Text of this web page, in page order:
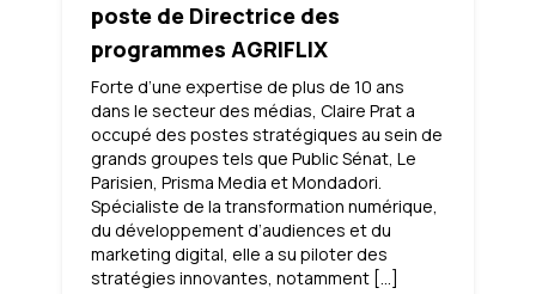
poste de Directrice des
programmes AGRIFLIX
Forte d’une expertise de plus de 10 ans
dans le secteur des médias, Claire Prat a
occupé des postes stratégiques au sein de
grands groupes tels que Public Sénat, Le
Parisien, Prisma Media et Mondadori.
Spécialiste de la transformation numérique,
du développement d’audiences et du
marketing digital, elle a su piloter des
stratégies innovantes, notamment […]